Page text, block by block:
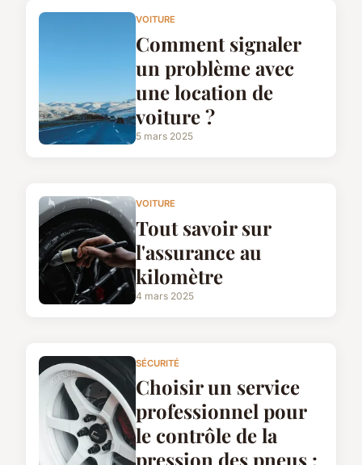
VOITURE
Comment signaler
un problème avec
une location de
voiture ?
5 mars 2025
VOITURE
Tout savoir sur
l'assurance au
kilomètre
4 mars 2025
SÉCURITÉ
Choisir un service
professionnel pour
le contrôle de la
pression des pneus :